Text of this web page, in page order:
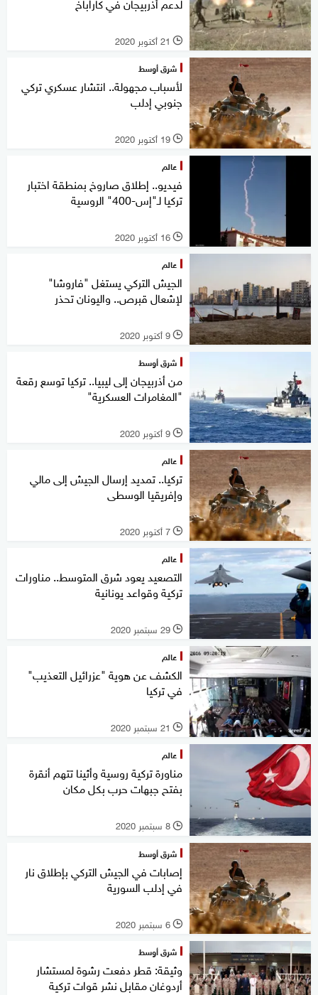
l 21 أكتوبر 2020
شرق أوسط
لأسباب مجهولة.. انتشار عسكري تركي
جنوبي إدلب
l 19 أكتوبر 2020
عالم
فيديو.. إطلاق صاروخ بمنطقة اختبار
تركيا لـ"إس-400" الروسية
l 16 أكتوبر 2020
عالم
الجيش التركي يستغل "فاروشا"
لإشعال قبرص.. واليونان تحذر
l 9 أكتوبر 2020
شرق أوسط
من أذربيجان إلى ليبيا.. تركيا توسع رقعة
"المغامرات العسكرية"
l 9 أكتوبر 2020
عالم
تركيا.. تمديد إرسال الجيش إلى مالي
وإفريقيا الوسطى
l 7 أكتوبر 2020
عالم
التصعيد يعود شرق المتوسط.. مناورات
تركية وقواعد يونانية
l 29 سبتمبر 2020
عالم
الكشف عن هوية "عزرائيل التعذيب"
في تركيا
l 21 سبتمبر 2020
عالم
مناورة تركية روسية وأثينا تتهم أنقرة
بفتح جبهات حرب بكل مكان
l 8 سبتمبر 2020
شرق أوسط
إصابات في الجيش التركي بإطلاق نار
في إدلب السورية
l 6 سبتمبر 2020
شرق أوسط
وثيقة: قطر دفعت رشوة لمستشار
أردوغان مقابل نشر قوات تركية